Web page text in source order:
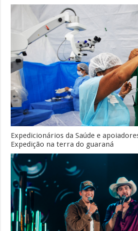
Expedicionários da Saúde e
Expedição na terra do guaraná